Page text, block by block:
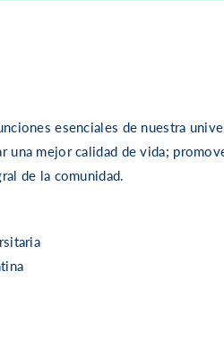
esenciales de nuestra
mejor calidad de vida;
de la comunidad.